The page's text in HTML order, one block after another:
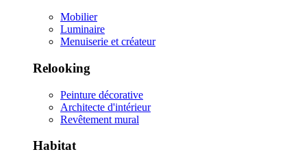
Mobilier
Luminaire
Menuiserie et créateur
Relooking
Peinture décorative
Architecte d'intérieur
Revêtement mural
Habitat